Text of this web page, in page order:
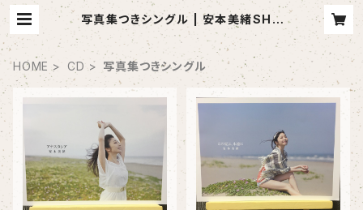
写真集つきシングル | 安本美緒SHO
P
HOME CD 写真集つきシングル